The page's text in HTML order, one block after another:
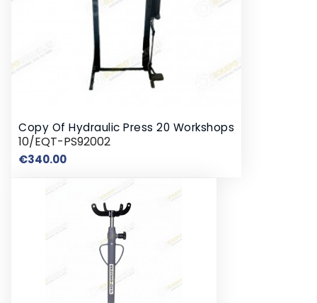
Copy Of Hydraulic Press 20 Workshops
10/EQT-PS92002
€340.00Price